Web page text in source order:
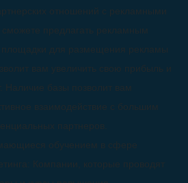
отношений с рекламными
сможете предлагать рекламным
площадки для размещения рекламы
вам увеличить свою прибыль и
Наличие базы позволит вам
взаимодействие с большим
партнеров.
обучением в сфере
Компании, которые проводят